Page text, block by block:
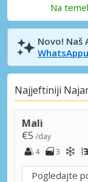
Na
Novo! Naš
WhatsAppu
Najjeftiniji
Mali
€5 /day
4
3
Pogledajte